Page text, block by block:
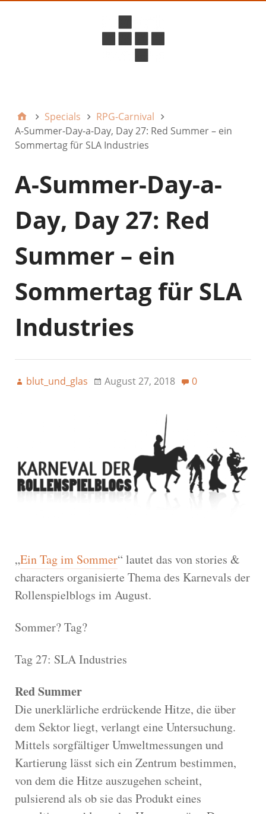
Specials
RPG-Carnival
A-Summer-Day-a-Day, Day 27: Red Summer – ein
Sommertag für SLA Industries
A-Summer-Day-a-
Day, Day 27: Red
Summer – ein
Sommertag für SLA
Industries
blut_und_glas August 27, 2018 0
„Ein Tag im Sommer“ lautet das von stories &
characters organisierte Thema des Karnevals der
Rollenspielblogs im August.
Sommer? Tag?
Tag 27: SLA Industries
Red Summer
Die unerklärliche erdrückende Hitze, die über
dem Sektor liegt, verlangt eine Untersuchung.
Mittels sorgfältiger Umweltmessungen und
Kartierung lässt sich ein Zentrum bestimmen,
von dem die Hitze auszugehen scheint,
pulsierend als ob sie das Produkt eines